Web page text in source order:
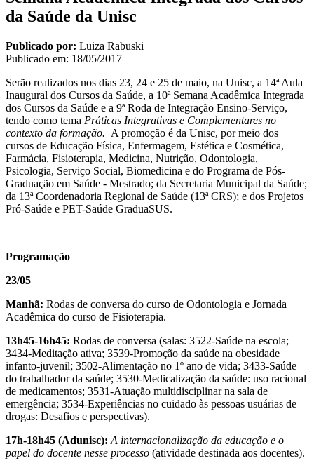
da Saúde da Unisc
Publicado por: Luiza Rabuski
Publicado em: 18/05/2017
Serão realizados nos dias 23, 24 e 25 de maio, na Unisc, a 14ª Aula
Inaugural dos Cursos da Saúde, a 10ª Semana Acadêmica Integrada
dos Cursos da Saúde e a 9ª Roda de Integração Ensino-Serviço,
tendo como tema Práticas Integrativas e Complementares no
contexto da formação. A promoção é da Unisc, por meio dos
cursos de Educação Física, Enfermagem, Estética e Cosmética,
Farmácia, Fisioterapia, Medicina, Nutrição, Odontologia,
Psicologia, Serviço Social, Biomedicina e do Programa de Pós-
Graduação em Saúde - Mestrado; da Secretaria Municipal da Saúde;
da 13ª Coordenadoria Regional de Saúde (13ª CRS); e dos Projetos
Pró-Saúde e PET-Saúde GraduaSUS.
Programação
23/05
Manhã: Rodas de conversa do curso de Odontologia e Jornada
Acadêmica do curso de Fisioterapia.
13h45-16h45: Rodas de conversa (salas: 3522-Saúde na escola;
3434-Meditação ativa; 3539-Promoção da saúde na obesidade
infanto-juvenil; 3502-Alimentação no 1º ano de vida; 3433-Saúde
do trabalhador da saúde; 3530-Medicalização da saúde: uso racional
de medicamentos; 3531-Atuação multidisciplinar na sala de
emergência; 3534-Experiências no cuidado às pessoas usuárias de
drogas: Desafios e perspectivas).
17h-18h45 (Adunisc): A internacionalização da educação e o
papel do docente nesse processo (atividade destinada aos docentes).